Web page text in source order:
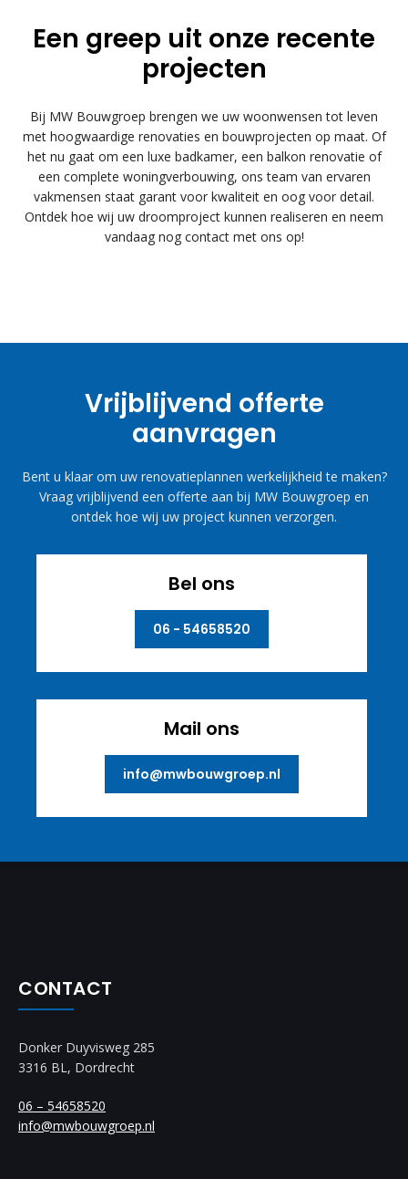
Een greep uit onze recente
projecten
Bij MW Bouwgroep brengen we uw woonwensen tot leven
met hoogwaardige renovaties en bouwprojecten op maat. Of
het nu gaat om een luxe badkamer, een balkon renovatie of
een complete woningverbouwing, ons team van ervaren
vakmensen staat garant voor kwaliteit en oog voor detail.
Ontdek hoe wij uw droomproject kunnen realiseren en neem
vandaag nog contact met ons op!
Vrijblijvend offerte
aanvragen
Bent u klaar om uw renovatieplannen werkelijkheid te maken?
Vraag vrijblijvend een offerte aan bij MW Bouwgroep en
ontdek hoe wij uw project kunnen verzorgen.
Bel ons
06 - 54658520
Mail ons
info@mwbouwgroep.nl
CONTACT
Donker Duyvisweg 285
3316 BL, Dordrecht
06 – 54658520
info@mwbouwgroep.nl